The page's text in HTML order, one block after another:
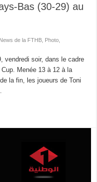
Bas (30-29) au
de la FTHB Photo
vendredi soir, dans le cadre
Menée 13 à 12 à la
la fin, les joueurs de Toni